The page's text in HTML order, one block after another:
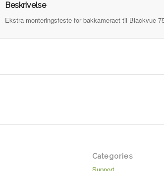
Beskrivelse
Ekstra monteringsfeste for bakkameraet til Blackvue
Categories